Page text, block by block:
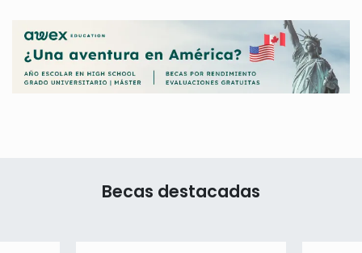
Becas destacadas